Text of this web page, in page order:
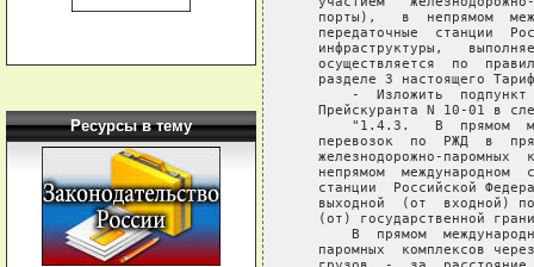
Ресурсы в тему